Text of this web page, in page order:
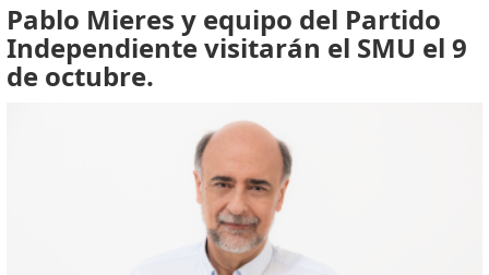
Pablo Mieres y equipo del Partido
Independiente visitarán el SMU el 9
de octubre.